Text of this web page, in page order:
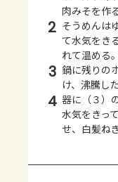
肉みそを作る
2 そうめんは
て水気をき
れて温める。
3 鍋に残りの
け、沸騰し
4 器に（３）
水気をきっ
せ、白髪ね